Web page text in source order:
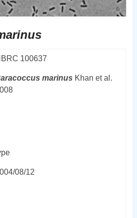
100637
marinus Khan et al.
08/12